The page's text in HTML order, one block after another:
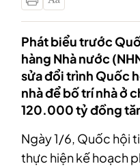
Phát biểu trước
hàng Nhà nước
sửa đổi trình Quốc
nhà để bố trí nhà ở
120.000 tỷ đồng
Ngày 1/6, Quốc hội
thực hiện kế hoạch